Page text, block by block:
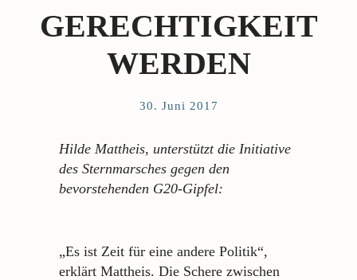
GERECHTIGKEIT
WERDEN
30. Juni 2017
Hilde Mattheis, unterstützt die Initiative
des Sternmarsches gegen den
bevorstehenden G20-Gipfel:
„Es ist Zeit für eine andere Politik“,
erklärt Mattheis. Die Schere zwischen